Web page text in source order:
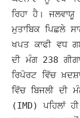
ਰਿਹਾ ਹੈ।
ਮੁਤਾਬਿਕ ਪਿਛਲੇ
ਖਪਤ ਕਾਫੀ ਵਧ
ਦੀ ਮੰਗ 238
ਰਿਪੋਰਟ ਵਿੱਚ
ਵਿੱਚ ਬਿਜਲੀ ਦੀ
(IMD) ਪਹਿਲਾਂ